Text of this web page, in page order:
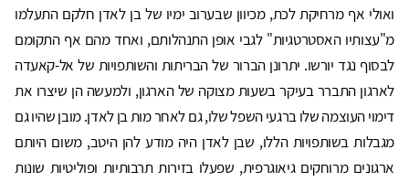
ואולי אף מרחיקת לכת, מכיוון שבערוב ימיו של בן לאדן חלקם התעלמו
מ"עצותיו האסטרטגיות" לגבי אופן התנהלותם, ואחד מהם אף התקומם
לבסוף נגד יורשו. יתרונן הברור של הבריתות והשותפויות של אל-קאעדה
לארגון התברר בעיקר בשעות מצוקה של הארגון, ולמעשה הן שיצרו את
דימוי העוצמה שלו ברגעי השפל שלו, גם לאחר מות בן לאדן. מובן שהיו גם
מגבלות בשותפויות הללו, שבן לאדן היה מודע להן היטב, משום היותם
ארגונים מרוחקים גיאוגרפית, שפעלו בזירות תרבותיות ופוליטיות שונות